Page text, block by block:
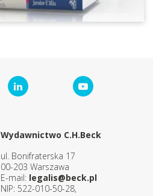
Wydawnictwo C.H.Beck
ul. Bonifraterska 17
00-203 Warszawa
E-mail: legalis@beck.pl
NIP: 522-010-50-28,